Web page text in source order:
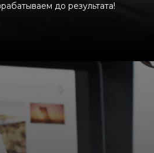
до результата!